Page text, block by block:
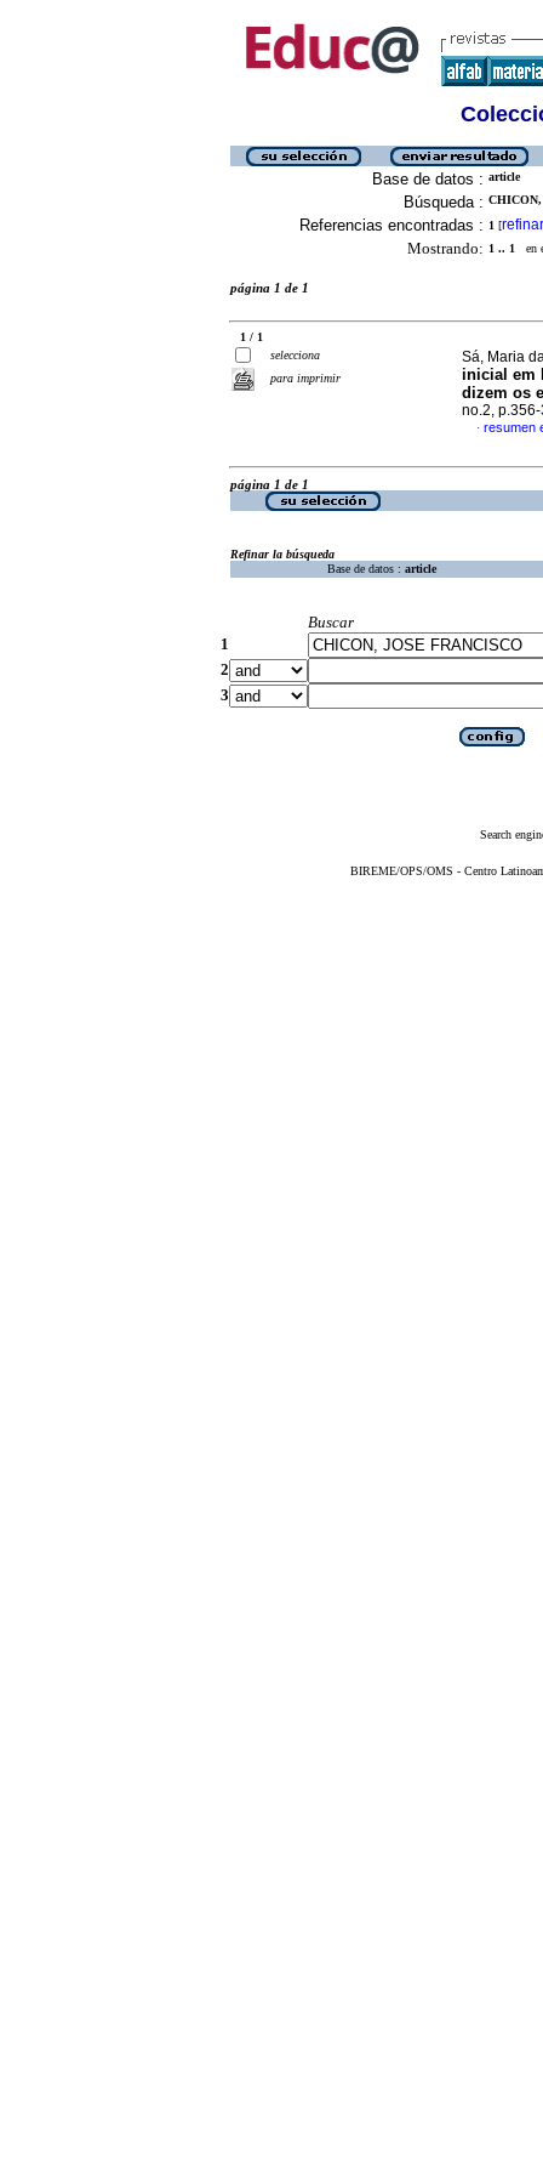
Base de datos : article
Búsqueda :
Referencias encontradas : 1 [refinar
Mostrando: 1 .. 1 en
página 1 de 1
1 / 1
selecciona
para imprimir
Sá, Maria
inicial em
dizem os
no.2,
· resumen
página 1 de 1
Refinar la búsqueda
Base de datos : article
Buscar
1
2
3
Search
BIREME/OPS/OMS - Centro